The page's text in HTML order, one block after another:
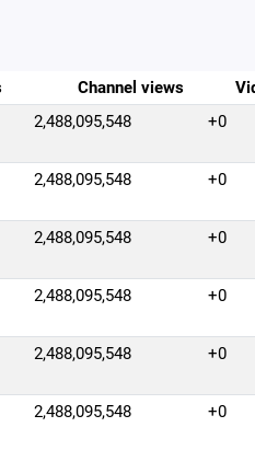
Channel views
2,488,095,548 +0
2,488,095,548 +0
2,488,095,548 +0
2,488,095,548 +0
2,488,095,548 +0
2,488,095,548 +0